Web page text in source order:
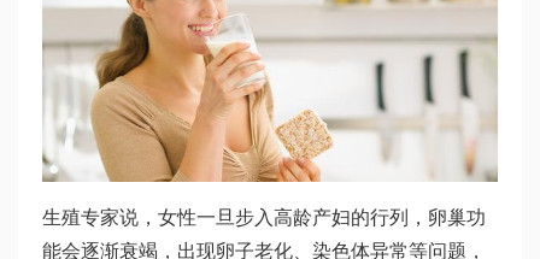
生殖专家说，女性一旦步入高龄产妇的行列，卵巢功
能会逐渐衰竭，出现卵子老化、染色体异常等问题，